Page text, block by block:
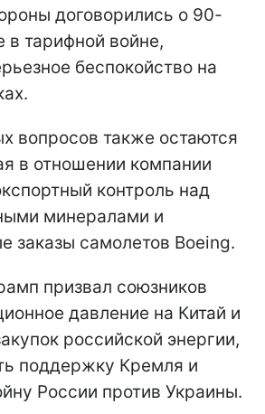
договорились о 90-
в тарифной войне,
беспокойство на
вопросов также остаются
в отношении компании
контроль над
минералами и
заказы самолетов Boeing.
призвал союзников
давление на Китай и
российской энергии,
поддержку Кремля и
России против Украины.